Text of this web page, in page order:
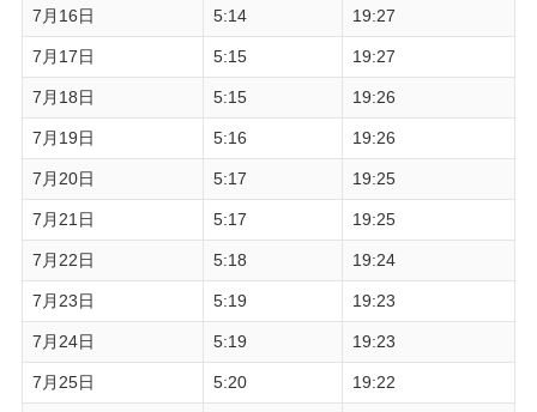
7月16日 5:14 19:27
7月17日 5:15 19:27
7月18日 5:15 19:26
7月19日 5:16 19:26
7月20日 5:17 19:25
7月21日 5:17 19:25
7月22日 5:18 19:24
7月23日 5:19 19:23
7月24日 5:19 19:23
7月25日 5:20 19:22